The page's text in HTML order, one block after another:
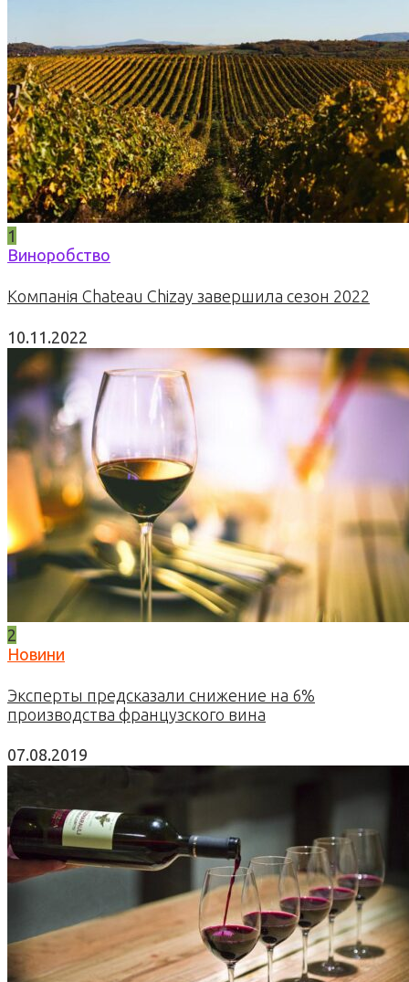
1
Виноробство
Компанія Chateau Chizay завершила сезон 2022
10.11.2022
2
Новини
Эксперты предсказали снижение на 6%
производства французского вина
07.08.2019